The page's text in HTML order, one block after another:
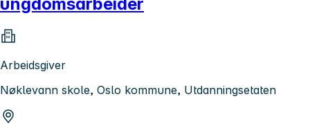
Arbeidsgiver
Nøklevann skole, Oslo kommune, Utdanningsetaten